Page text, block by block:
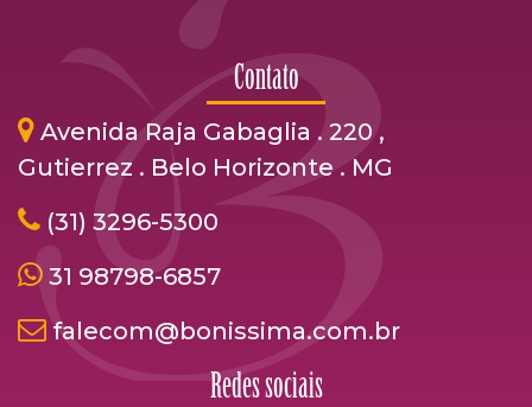
Contato
Avenida Raja Gabaglia . 220 ,
Gutierrez . Belo Horizonte . MG
(31) 3296-5300
31 98798-6857
falecom@bonissima.com.br
Redes sociais